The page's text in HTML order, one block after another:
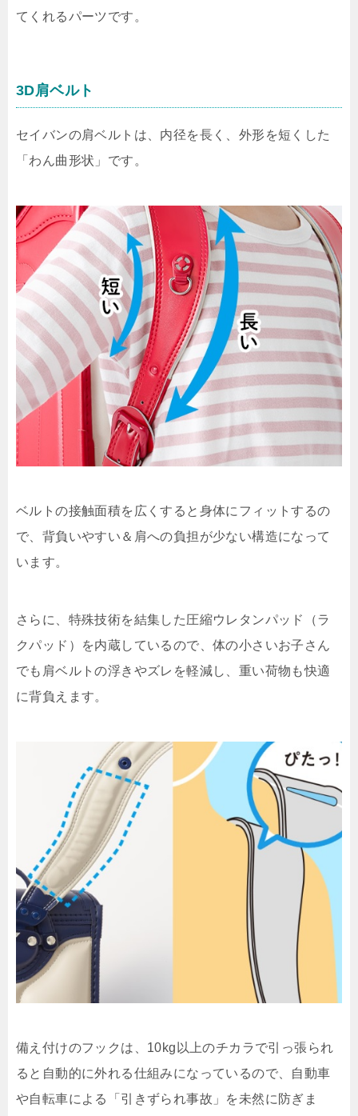
てくれるパーツです。
3D肩ベルト
セイバンの肩ベルトは、内径を長く、外形を短くした
「わん曲形状」です。
ベルトの接触面積を広くすると身体にフィットするの
で、背負いやすい＆肩への負担が少ない構造になって
います。
さらに、特殊技術を結集した圧縮ウレタンパッド（ラ
クパッド）を内蔵しているので、体の小さいお子さん
でも肩ベルトの浮きやズレを軽減し、重い荷物も快適
に背負えます。
備え付けのフックは、10kg以上のチカラで引っ張られ
ると自動的に外れる仕組みになっているので、自動車
や自転車による「引きずられ事故」を未然に防ぎま